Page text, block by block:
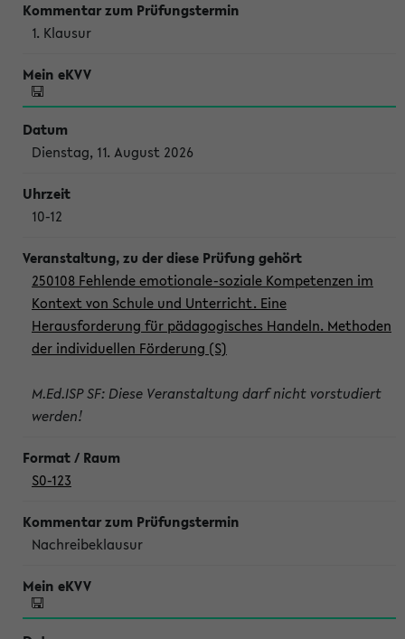
1. Klausur
Dienstag, 11. August 2026
10-12
250108 Fehlende emotionale-soziale Kompetenzen im
Kontext von Schule und Unterricht. Eine
Herausforderung für pädagogisches Handeln. Methoden
der individuellen Förderung (S)
M.Ed.ISP SF: Diese Veranstaltung darf nicht vorstudiert
werden!
S0-123
Nachreibeklausur